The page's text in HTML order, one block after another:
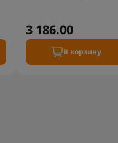
3 186.00
В корзину